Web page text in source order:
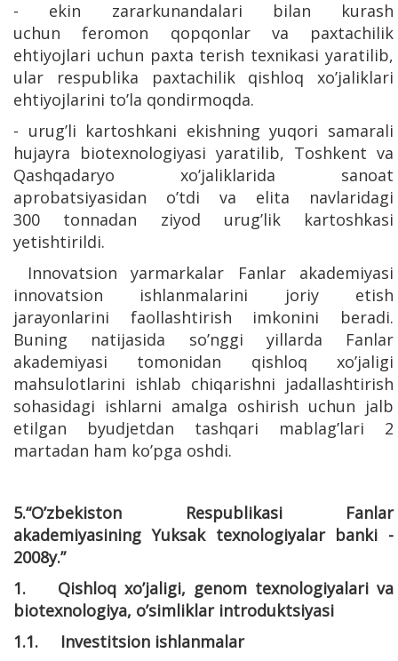
- ekin zararkunandalari bilan kurash
uchun feromon qopqonlar va paxtachilik
ehtiyojlari uchun paxta terish texnikasi yaratilib,
ular respublika paxtachilik qishloq xo’jaliklari
ehtiyojlarini to’la qondirmoqda.
- urug’li kartoshkani ekishning yuqori samarali
hujayra biotexnologiyasi yaratilib, Toshkent va
Qashqadaryo xo’jaliklarida sanoat
aprobatsiyasidan o’tdi va elita navlaridagi
300 tonnadan ziyod urug’lik kartoshkasi
yetishtirildi.
Innovatsion yarmarkalar Fanlar akademiyasi
innovatsion ishlanmalarini joriy etish
jarayonlarini faollashtirish imkonini beradi.
Buning natijasida so’nggi yillarda Fanlar
akademiyasi tomonidan qishloq xo’jaligi
mahsulotlarini ishlab chiqarishni jadallashtirish
sohasidagi ishlarni amalga oshirish uchun jalb
etilgan byudjetdan tashqari mablag’lari 2
martadan ham ko’pga oshdi.
5.“O’zbekiston Respublikasi Fanlar
akademiyasining Yuksak texnologiyalar banki -
2008y.”
1. Qishloq xo’jaligi, genom texnologiyalari va
biotexnologiya, o’simliklar introduktsiyasi
1.1. Investitsion ishlanmalar